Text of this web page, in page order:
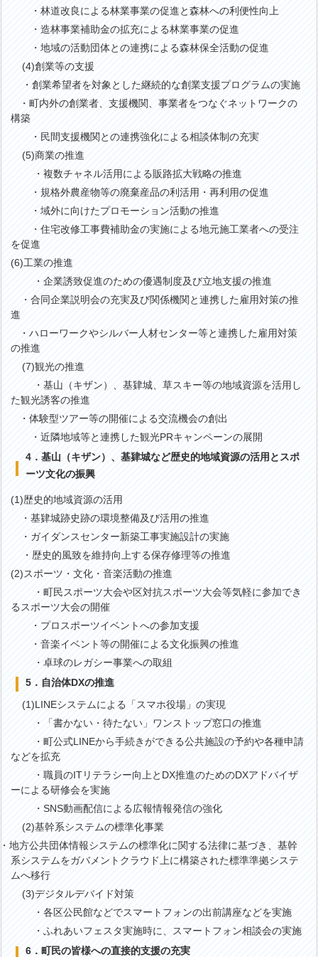
・林道改良による林業事業の促進と森林への利便性向上
・造林事業補助金の拡充による林業事業の促進
・地域の活動団体との連携による森林保全活動の促進
(4)創業等の支援
・創業希望者を対象とした継続的な創業支援プログラムの実施
・町内外の創業者、支援機関、事業者をつなぐネットワークの
構築
・民間支援機関との連携強化による相談体制の充実
(5)商業の推進
・複数チャネル活用による販路拡大戦略の推進
・規格外農産物等の廃棄産品の利活用・再利用の促進
・域外に向けたプロモーション活動の推進
・住宅改修工事費補助金の実施による地元施工業者への受注
を促進
(6)工業の推進
・企業誘致促進のための優遇制度及び立地支援の推進
・合同企業説明会の充実及び関係機関と連携した雇用対策の推
進
・ハローワークやシルバー人材センター等と連携した雇用対策
の推進
(7)観光の推進
・基山（キザン）、基肄城、草スキー等の地域資源を活用し
た観光誘客の推進
・体験型ツアー等の開催による交流機会の創出
・近隣地域等と連携した観光PRキャンペーンの展開
4．基山（キザン）、基肄城など歴史的地域資源の活用とスポ
ーツ文化の振興
(1)歴史的地域資源の活用
・基肄城跡史跡の環境整備及び活用の推進
・ガイダンスセンター新築工事実施設計の実施
・歴史的風致を維持向上する保存修理等の推進
(2)スポーツ・文化・音楽活動の推進
・町民スポーツ大会や区対抗スポーツ大会等気軽に参加でき
るスポーツ大会の開催
・プロスポーツイベントへの参加支援
・音楽イベント等の開催による文化振興の推進
・卓球のレガシー事業への取組
5．自治体DXの推進
(1)LINEシステムによる「スマホ役場」の実現
・「書かない・待たない」ワンストップ窓口の推進
・町公式LINEから手続きができる公共施設の予約や各種申請
などを拡充
・職員のITリテラシー向上とDX推進のためのDXアドバイザ
ーによる研修会を実施
・SNS動画配信による広報情報発信の強化
(2)基幹系システムの標準化事業
・地方公共団体情報システムの標準化に関する法律に基づき、基幹
系システムをガバメントクラウド上に構築された標準準拠システ
ムへ移行
(3)デジタルデバイド対策
・各区公民館などでスマートフォンの出前講座などを実施
・ふれあいフェスタ実施時に、スマートフォン相談会の実施
6．町民の皆様への直接的支援の充実